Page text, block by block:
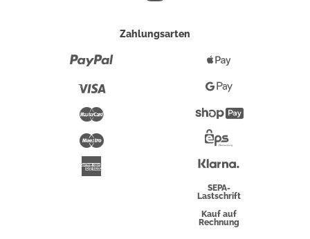
Zahlungsarten
Maestro
Pay
Google
Pay
Überweisung
SEPA-
Lastschrift
Kauf auf
Rechnung